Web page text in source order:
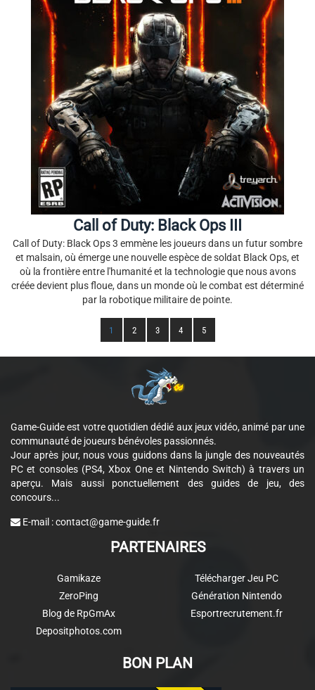
Call of Duty: Black Ops III
Call of Duty: Black Ops 3 emmène les joueurs dans un futur sombre
et malsain, où émerge une nouvelle espèce de soldat Black Ops, et
où la frontière entre l'humanité et la technologie que nous avons
créée devient plus floue, dans un monde où le combat est déterminé
par la robotique militaire de pointe.
1 2 3 4 5
Game-Guide est votre quotidien dédié aux jeux vidéo, animé par une
communauté de joueurs bénévoles passionnés.
Jour après jour, nous vous guidons dans la jungle des nouveautés
PC et consoles (PS4, Xbox One et Nintendo Switch) à travers un
aperçu. Mais aussi ponctuellement des guides de jeu, des
concours...
E-mail :contact@game-guide.fr
PARTENAIRES
Gamikaze
ZeroPing
Blog de RpGmAx
Depositphotos.com
Télécharger Jeu PC
Génération Nintendo
Esportrecrutement.fr
BON PLAN